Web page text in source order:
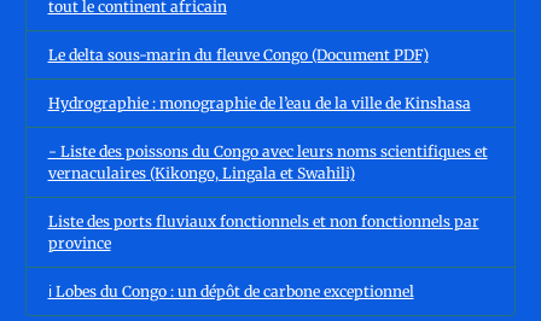
tout le continent africain
Le delta sous-marin du fleuve Congo (Document PDF)
Hydrographie : monographie de l’eau de la ville de Kinshasa
- Liste des poissons du Congo avec leurs noms scientifiques et
vernaculaires (Kikongo, Lingala et Swahili)
Liste des ports fluviaux fonctionnels et non fonctionnels par
province
ℹ️ Lobes du Congo : un dépôt de carbone exceptionnel